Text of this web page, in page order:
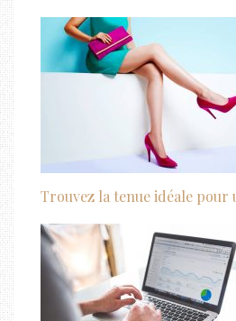
Trouvez la tenue idéale pour